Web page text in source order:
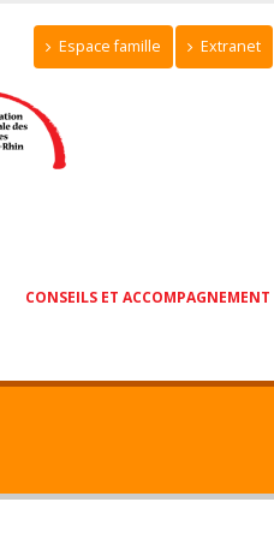
Espace famille Extranet
CONSEILS ET ACCOMPAGNEMENT